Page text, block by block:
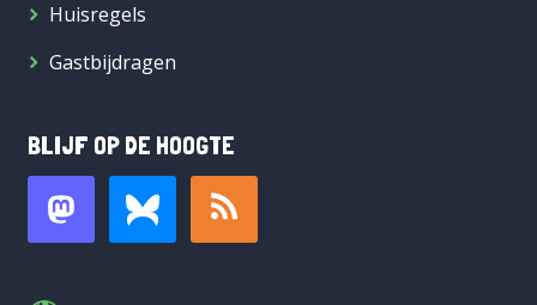
Huisregels
Gastbijdragen
BLIJF OP DE HOOGTE